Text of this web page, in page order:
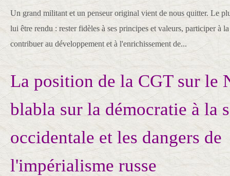
Un grand militant et un penseur original vient de nous quitter. Le
lui être rendu : rester fidèles à ses principes et valeurs, participer à
contribuer au développement et à l'enrichissement de...
La position de la CGT sur le
blabla sur la démocratie à la
occidentale et les dangers de
l'impérialisme russe